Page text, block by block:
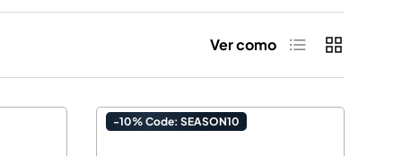
Ver como Lista deRejilla de
-10% Code: SEASON10